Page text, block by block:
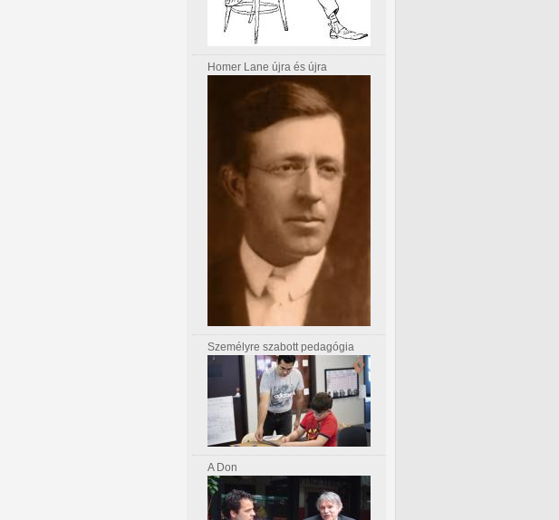
Homer Lane újra és újra
Személyre szabott pedagógia
A Don